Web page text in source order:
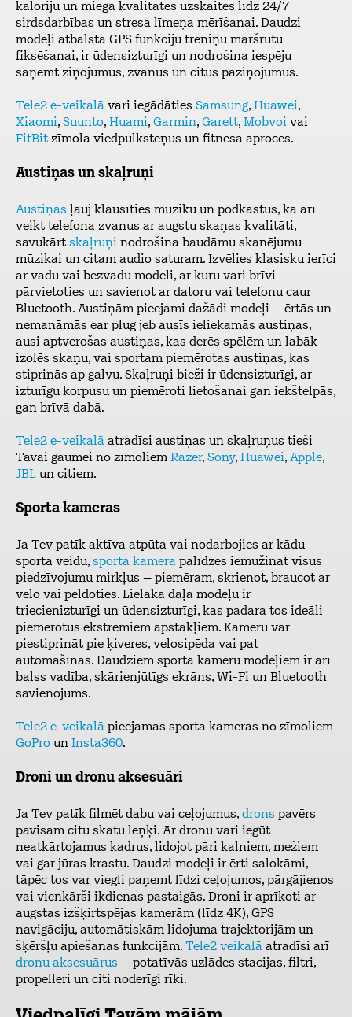
kaloriju un miega kvalitātes uzskaites līdz 24/7
sirdsdarbības un stresa līmeņa mērīšanai. Daudzi
modeļi atbalsta GPS funkciju treniņu maršrutu
fiksēšanai, ir ūdensizturīgi un nodrošina iespēju
saņemt ziņojumus, zvanus un citus paziņojumus.
Tele2 e-veikalā vari iegādāties Samsung, Huawei,
Xiaomi, Suunto, Huami, Garmin, Garett, Mobvoi vai
FitBit zīmola viedpulksteņus un fitnesa aproces.
Austiņas un skaļruņi
Austiņas ļauj klausīties mūziku un podkāstus, kā arī
veikt telefona zvanus ar augstu skaņas kvalitāti,
savukārt skaļruņi nodrošina baudāmu skanējumu
mūzikai un citam audio saturam. Izvēlies klasisku ierīci
ar vadu vai bezvadu modeli, ar kuru vari brīvi
pārvietoties un savienot ar datoru vai telefonu caur
Bluetooth. Austiņām pieejami dažādi modeļi – ērtās un
nemanāmās ear plug jeb ausīs ieliekamās austiņas,
ausi aptverošas austiņas, kas derēs spēlēm un labāk
izolēs skaņu, vai sportam piemērotas austiņas, kas
stiprinās ap galvu. Skaļruņi bieži ir ūdensizturīgi, ar
izturīgu korpusu un piemēroti lietošanai gan iekštelpās,
gan brīvā dabā.
Tele2 e-veikalā atradīsi austiņas un skaļruņus tieši
Tavai gaumei no zīmoliem Razer, Sony, Huawei, Apple,
JBL un citiem.
Sporta kameras
Ja Tev patīk aktīva atpūta vai nodarbojies ar kādu
sporta veidu, sporta kamera palīdzēs iemūžināt visus
piedzīvojumu mirkļus – piemēram, skrienot, braucot ar
velo vai peldoties. Lielākā daļa modeļu ir
triecienizturīgi un ūdensizturīgi, kas padara tos ideāli
piemērotus ekstrēmiem apstākļiem. Kameru var
piestiprināt pie ķiveres, velosipēda vai pat
automašīnas. Daudziem sporta kameru modeļiem ir arī
balss vadība, skārienjūtīgs ekrāns, Wi-Fi un Bluetooth
savienojums.
Tele2 e-veikalā pieejamas sporta kameras no zīmoliem
GoPro un Insta360.
Droni un dronu aksesuāri
Ja Tev patīk filmēt dabu vai ceļojumus, drons pavērs
pavisam citu skatu leņķi. Ar dronu vari iegūt
neatkārtojamus kadrus, lidojot pāri kalniem, mežiem
vai gar jūras krastu. Daudzi modeļi ir ērti salokāmi,
tāpēc tos var viegli paņemt līdzi ceļojumos, pārgājienos
vai vienkārši ikdienas pastaigās. Droni ir aprīkoti ar
augstas izšķirtspējas kamerām (līdz 4K), GPS
navigāciju, automātiskām lidojuma trajektorijām un
šķēršļu apiešanas funkcijām. Tele2 veikalā atradīsi arī
dronu aksesuārus – potatīvās uzlādes stacijas, filtri,
propelleri un citi noderīgi rīki.